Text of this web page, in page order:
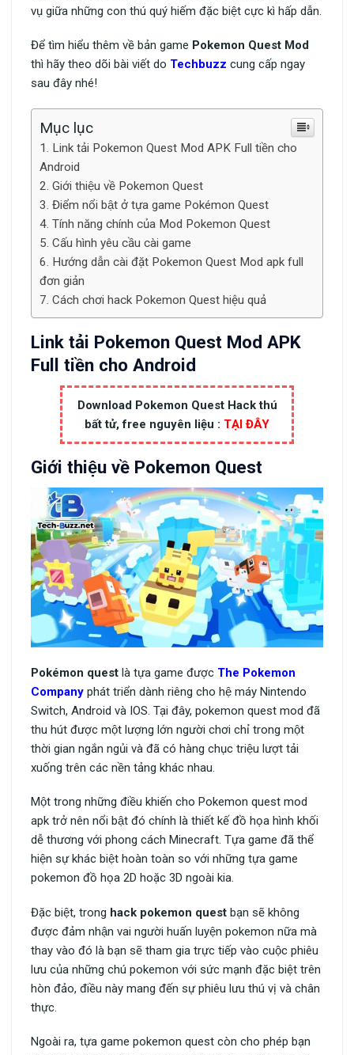
vụ giữa những con thú quý hiếm đặc biệt cực kì hấp dẫn.
Để tìm hiểu thêm về bản game Pokemon Quest Mod
thì hãy theo dõi bài viết do Techbuzz cung cấp ngay
sau đây nhé!
Mục lục
Link tải Pokemon Quest Mod APK Full tiền cho
Android
Giới thiệu về Pokemon Quest
Điểm nổi bật ở tựa game Pokémon Quest
Tính năng chính của Mod Pokemon Quest
Cấu hình yêu cầu cài game
Hướng dẫn cài đặt Pokemon Quest Mod apk full
đơn giản
Cách chơi hack Pokemon Quest hiệu quả
Link tải Pokemon Quest Mod APK
Full tiền cho Android
Download Pokemon Quest Hack thú
bất tử, free nguyên liệu : TẠI ĐÂY
Giới thiệu về Pokemon Quest
Pokémon quest là tựa game được The Pokemon
Company phát triển dành riêng cho hệ máy Nintendo
Switch, Android và IOS. Tại đây, pokemon quest mod đã
thu hút được một lượng lớn người chơi chỉ trong một
thời gian ngắn ngủi và đã có hàng chục triệu lượt tải
xuống trên các nền tảng khác nhau.
Một trong những điều khiến cho Pokemon quest mod
apk trở nên nổi bật đó chính là thiết kế đồ họa hình khối
dễ thương với phong cách Minecraft. Tựa game đã thể
hiện sự khác biệt hoàn toàn so với những tựa game
pokemon đồ họa 2D hoặc 3D ngoài kia.
Đặc biệt, trong hack pokemon quest bạn sẽ không
được đảm nhận vai người huấn luyện pokemon nữa mà
thay vào đó là bạn sẽ tham gia trực tiếp vào cuộc phiêu
lưu của những chú pokemon với sức mạnh đặc biệt trên
hòn đảo, điều này mang đến sự phiêu lưu thú vị và chân
thực.
Ngoài ra, tựa game pokemon quest còn cho phép bạn